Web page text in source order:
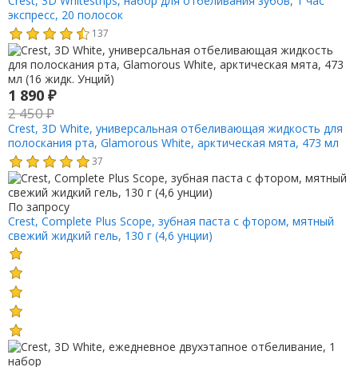
экспресс, 20 полосок
137
1 890 ₽
2 450₽
Crest, 3D White, универсальная отбеливающая жидкость для
полоскания рта, Glamorous White, арктическая мята, 473 мл
(16 жидк. Унций)37
По запросу
Crest, Complete Plus Scope, зубная паста с фтором, мятный
свежий жидкий гель, 130 г (4,6 унции)